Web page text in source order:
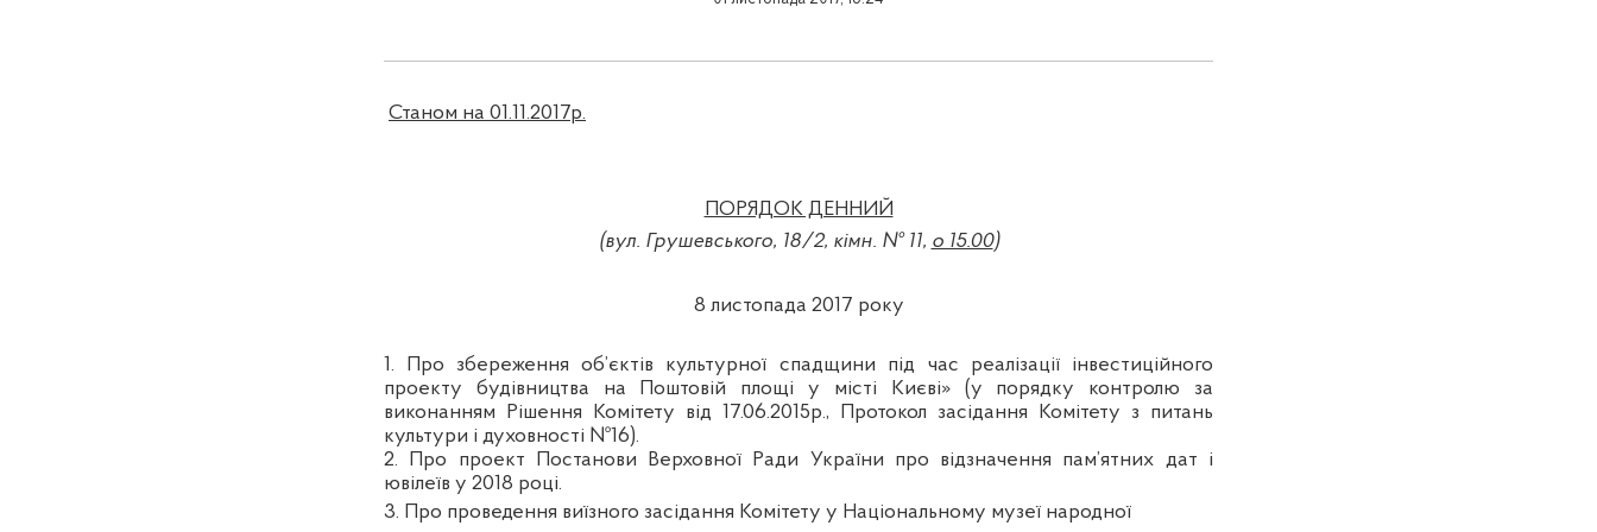
Станом на 01.11.2017р.
ПОРЯДОК ДЕННИЙ
(вул. Грушевського, 18/2, кімн. № 11, о 15.00)
8 листопада 2017 року
1. Про збереження об’єктів культурної спадщини під час реалізації інвестиційного
проекту будівництва на Поштовій площі у місті Києві» (у порядку контролю за
виконанням Рішення Комітету від 17.06.2015р., Протокол засідання Комітету з питань
культури і духовності №16).
2. Про проект Постанови Верховної Ради України про відзначення пам’ятних дат і
ювілеїв у 2018 році.
3. Про проведення виїзного засідання Комітету у Національному музеї народної